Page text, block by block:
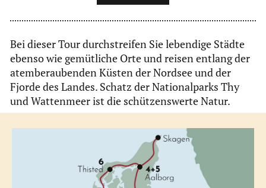
Bei dieser Tour durchstreifen Sie lebendige Städte
ebenso wie gemütliche Orte und reisen entlang der
atemberaubenden Küsten der Nordsee und der
Fjorde des Landes. Schatz der Nationalparks Thy
und Wattenmeer ist die schützenswerte Natur.